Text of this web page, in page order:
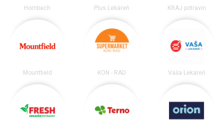
Hornbach Plus Lekáreň KRAJ potravín
Mountfield KON - RAD Vaša Lekáreň